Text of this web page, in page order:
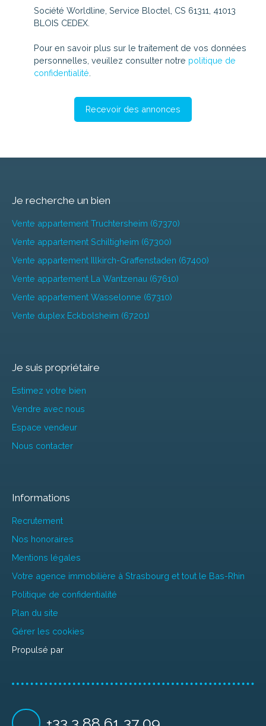
Société Worldline, Service Bloctel, CS 61311, 41013
BLOIS CEDEX.
Pour en savoir plus sur le traitement de vos données
personnelles, veuillez consulter notre politique de
confidentialité
Recevoir des annonces
Je recherche un bien
Vente appartement Truchtersheim (67370)
Vente appartement Schiltigheim (67300)
Vente appartement Illkirch-Graffenstaden (67400)
Vente appartement La Wantzenau (67610)
Vente appartement Wasselonne (67310)
Vente duplex Eckbolsheim (67201)
Je suis propriétaire
Estimez votre bien
Vendre avec nous
Espace vendeur
Nous contacter
Informations
Recrutement
Nos honoraires
Mentions légales
Votre agence immobilière à Strasbourg et tout le Bas-Rhin
Politique de confidentialité
Plan du site
Gérer les cookies
Propulsé par